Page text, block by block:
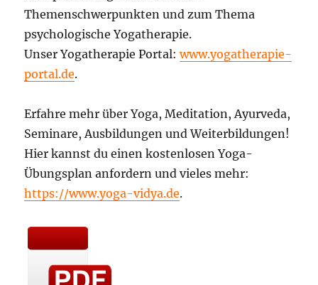
Themenschwerpunkten und zum Thema
psychologische Yogatherapie.
Unser Yogatherapie Portal:www.yogatherapie-
portal.de.
Erfahre mehr über Yoga, Meditation, Ayurveda,
Seminare, Ausbildungen und Weiterbildungen!
Hier kannst du einen kostenlosen Yoga-
Übungsplan anfordern und vieles mehr:
https://www.yoga-vidya.de.